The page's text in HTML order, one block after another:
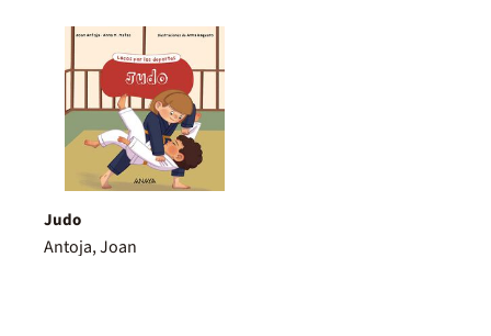
Judo
Antoja, Joan